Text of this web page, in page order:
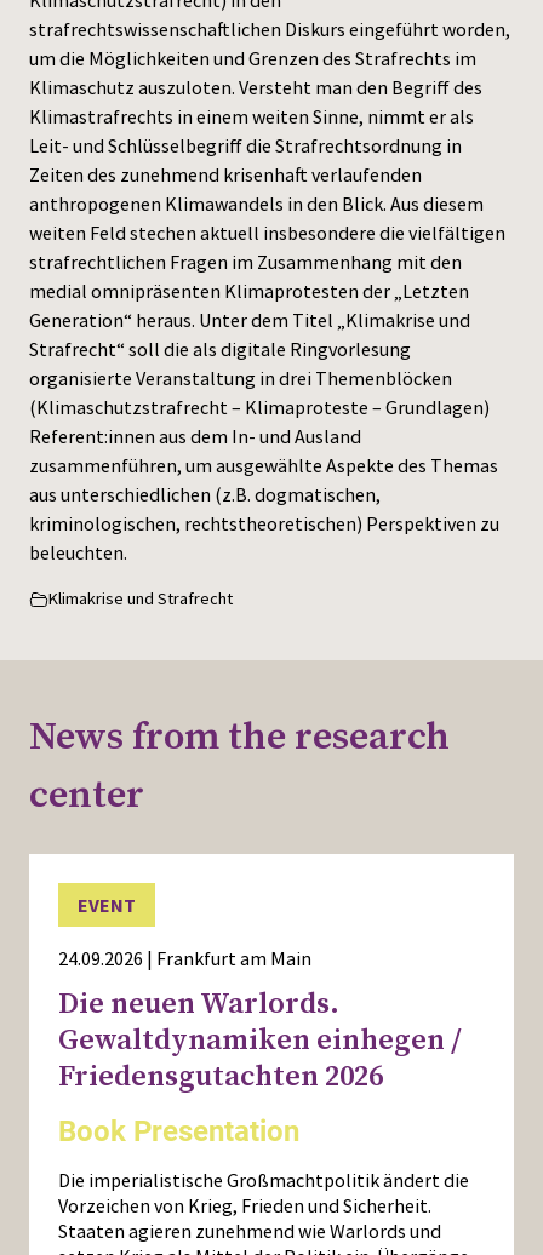
strafrechtswissenschaftlichen Diskurs eingeführt worden,
um die Möglichkeiten und Grenzen des Strafrechts im
Klimaschutz auszuloten. Versteht man den Begriff des
Klimastrafrechts in einem weiten Sinne, nimmt er als
Leit- und Schlüsselbegriff die Strafrechtsordnung in
Zeiten des zunehmend krisenhaft verlaufenden
anthropogenen Klimawandels in den Blick. Aus diesem
weiten Feld stechen aktuell insbesondere die vielfältigen
strafrechtlichen Fragen im Zusammenhang mit den
medial omnipräsenten Klimaprotesten der „Letzten
Generation“ heraus. Unter dem Titel „Klimakrise und
Strafrecht“ soll die als digitale Ringvorlesung
organisierte Veranstaltung in drei Themenblöcken
(Klimaschutzstrafrecht – Klimaproteste – Grundlagen)
Referent:innen aus dem In- und Ausland
zusammenführen, um ausgewählte Aspekte des Themas
aus unterschiedlichen (z.B. dogmatischen,
kriminologischen, rechtstheoretischen) Perspektiven zu
beleuchten.
Klimakrise und Strafrecht
News from the research
center
EVENT
24.09.2026 | Frankfurt am Main
Die neuen Warlords.
Gewaltdynamiken einhegen /
Friedensgutachten 2026
Book Presentation
Die imperialistische Großmachtpolitik ändert die
Vorzeichen von Krieg, Frieden und Sicherheit.
Staaten agieren zunehmend wie Warlords und